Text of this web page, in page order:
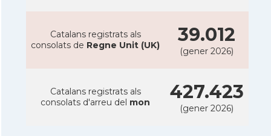
Catalans registrats als
consolats de Regne Unit (UK) 39.012
(gener 2026)
Catalans registrats als
consolats d'arreu del mon 427.423
(gener 2026)